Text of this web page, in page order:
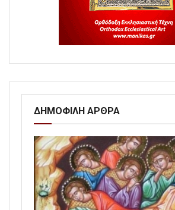
ΔΗΜΟΦΙΛΗ ΑΡΘΡΑ